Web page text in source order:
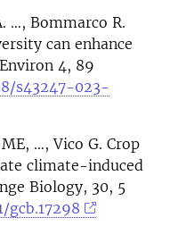
…, Bommarco R.
can enhance
4, 89
s43247-023-
…, Vico G. Crop
climate-induced
Biology, 30, 5
gcb.17298